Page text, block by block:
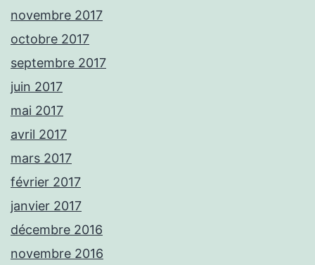
novembre 2017
octobre 2017
septembre 2017
juin 2017
mai 2017
avril 2017
mars 2017
février 2017
janvier 2017
décembre 2016
novembre 2016